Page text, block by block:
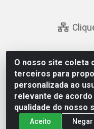
O nosso site coleta
terceiros para
personalizada ao
relevante de
qualidade do nosso
Aceito
Abreu & Silva - Rua
Olho D'Água das